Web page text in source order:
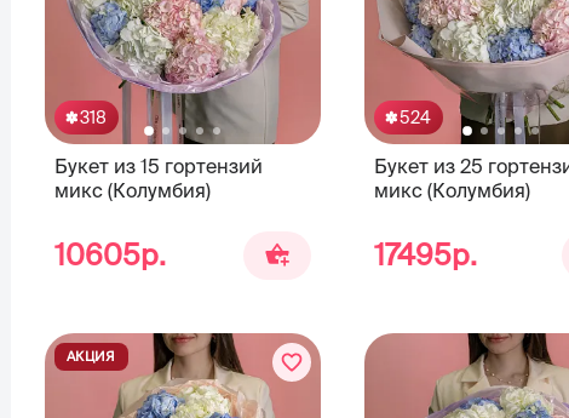
318
Букет из 15 гортензий
микс (Колумбия)
10605р.
524
Букет из 25
микс (Колумбия)
17495р.
АКЦИЯ